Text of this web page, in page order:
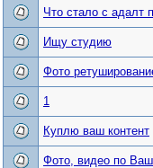
Что стало с адалт
Ищу студию
Фото
1
Куплю ваш контент
Фото, видео по